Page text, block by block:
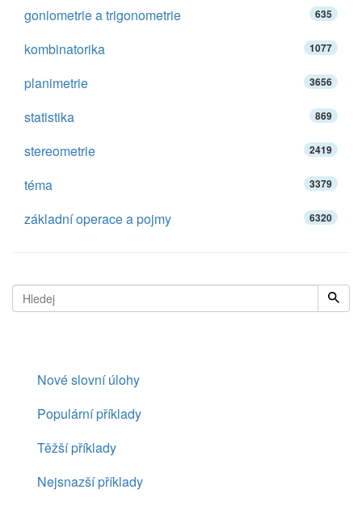
goniometrie a trigonometrie 635
kombinatorika 1077
planimetrie 3656
statistika 869
stereometrie 2419
téma 3379
základní operace a pojmy 6320
Nové slovní úlohy
Populární příklady
Těžší příklady
Nejsnazší příklady